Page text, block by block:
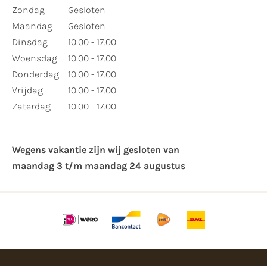
Zondag
Maandag
Dinsdag
Woensdag
Donderdag
Vrijdag
Zaterdag
Gesloten
Gesloten
10.00 - 17.00
10.00 - 17.00
10.00 - 17.00
10.00 - 17.00
10.00 - 17.00
Wegens vakantie zijn wij gesloten van ​
maandag 3 t/m maandag 24 augustus